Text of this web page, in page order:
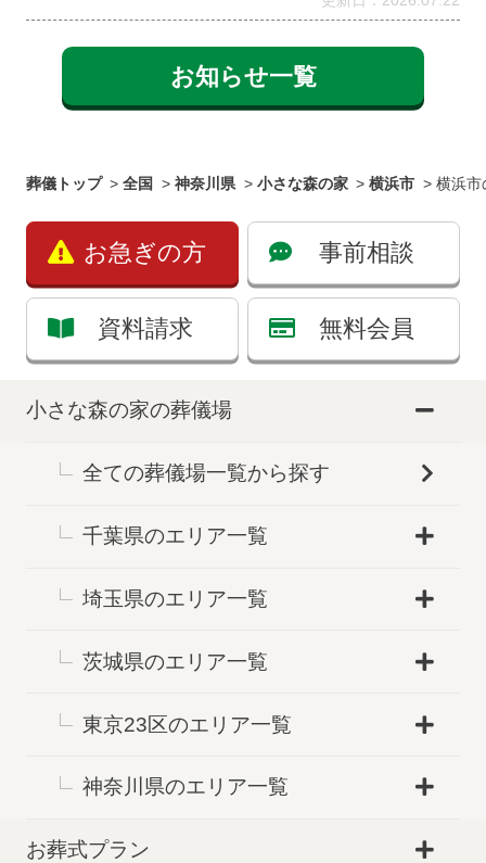
お知らせ一覧
葬儀トップ >全国 >神奈川県 > 小さな森の家 >横浜市 > 横浜市
お急ぎの方 事前相談
資料請求 無料会員
小さな森の家の葬儀場
全ての葬儀場一覧から探す
千葉県のエリア一覧
埼玉県のエリア一覧
茨城県のエリア一覧
東京23区のエリア一覧
神奈川県のエリア一覧
お葬式プラン